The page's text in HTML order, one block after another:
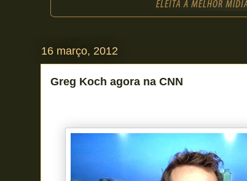
16 março, 2012
Greg Koch agora na CNN